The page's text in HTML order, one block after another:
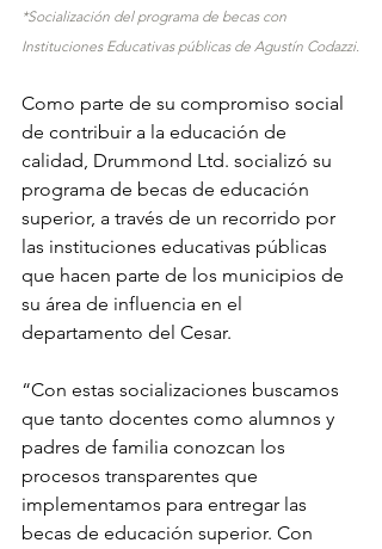
*Socialización del programa de becas con
Instituciones Educativas públicas de Agustín Codazzi.
Como parte de su compromiso social
de contribuir a la educación de
calidad, Drummond Ltd. socializó su
programa de becas de educación
superior, a través de un recorrido por
las instituciones educativas públicas
que hacen parte de los municipios de
su área de influencia en el
departamento del Cesar.
“Con estas socializaciones buscamos
que tanto docentes como alumnos y
padres de familia conozcan los
procesos transparentes que
implementamos para entregar las
becas de educación superior. Con